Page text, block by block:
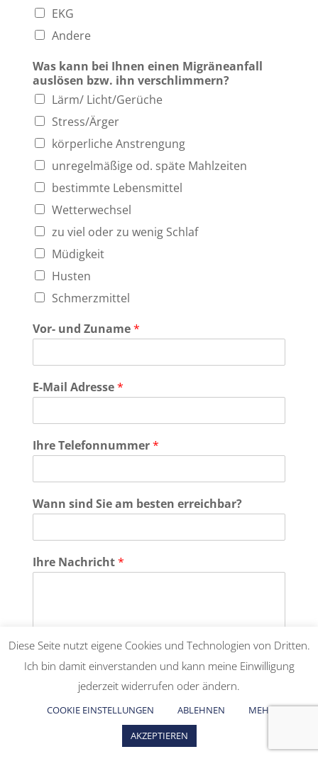
EKG
Andere
Was kann bei Ihnen einen Migräneanfall
auslösen bzw. ihn verschlimmern?
Lärm/ Licht/Gerüche
Stress/Ärger
körperliche Anstrengung
unregelmäßige od. späte Mahlzeiten
bestimmte Lebensmittel
Wetterwechsel
zu viel oder zu wenig Schlaf
Müdigkeit
Husten
Schmerzmittel
Vor- und Zuname*
E-Mail Adresse*
Ihre Telefonnummer*
Wann sind Sie am besten erreichbar?
Ihre Nachricht*
Einwilligung
einverstanden
erhoben und verarbeitet werden. Die Daten werden nach
Diese Seite nutzt eigene Cookies und Technologien von Dritten.
Ich bin damit einverstanden und kann meine Einwilligung
jederzeit widerrufen oder ändern.
COOKIE EINSTELLUNGEN ABLEHNEN
MEHR
AKZEPTIEREN